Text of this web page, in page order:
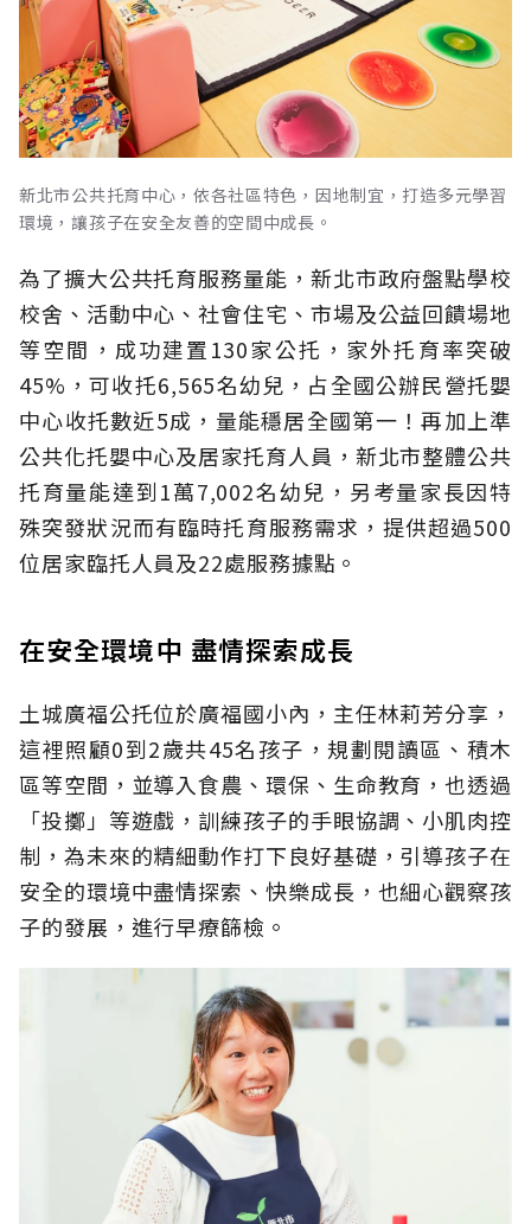
新北市公共托育中心，依各社區特色，因地制宜，打造多元學習
環境，讓孩子在安全友善的空間中成長。
為了擴大公共托育服務量能，新北市政府盤點學校
校舍、活動中心、社會住宅、市場及公益回饋場地
等空間，成功建置130家公托，家外托育率突破
45%，可收托6,565名幼兒，占全國公辦民營托嬰
中心收托數近5成，量能穩居全國第一！再加上準
公共化托嬰中心及居家托育人員，新北市整體公共
托育量能達到1萬7,002名幼兒，另考量家長因特
殊突發狀況而有臨時托育服務需求，提供超過500
位居家臨托人員及22處服務據點。
在安全環境中 盡情探索成長
土城廣福公托位於廣福國小內，主任林莉芳分享，
這裡照顧0到2歲共45名孩子，規劃閱讀區、積木
區等空間，並導入食農、環保、生命教育，也透過
「投擲」等遊戲，訓練孩子的手眼協調、小肌肉控
制，為未來的精細動作打下良好基礎，引導孩子在
安全的環境中盡情探索、快樂成長，也細心觀察孩
子的發展，進行早療篩檢。